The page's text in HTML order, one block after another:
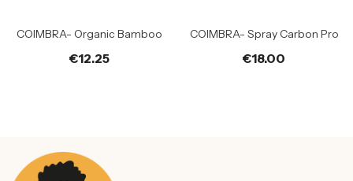
COIMBRA- Organic Bamboo
€12.25
COIMBRA- Spray Carbon Pro
€18.00